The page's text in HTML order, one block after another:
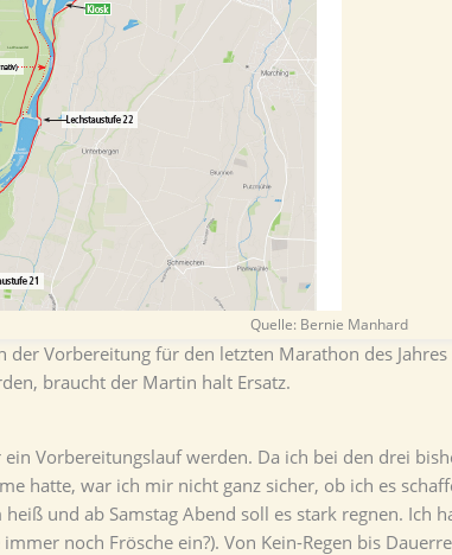
Quelle: Bernie Manhard
Vorbereitung für den letzten Marathon des
braucht der Martin halt Ersatz.
Vorbereitungslauf werden. Da ich bei den drei
hatte, war ich mir nicht ganz sicher, ob ich es
und ab Samstag Abend soll es stark regnen. Ich
noch Frösche ein?). Von Kein-Regen bis